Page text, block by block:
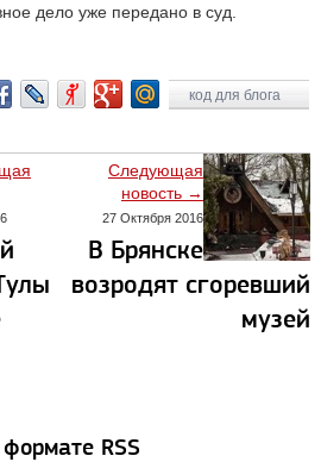
дело уже передано в суд.
код для блога
Следующая
новость →
27 Октября 2016
В Брянске
возродят сгоревший
музей
RSS